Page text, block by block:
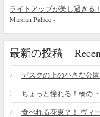
ライトアップが美し過ぎる
Mardan Palace -
最新の投稿 –
デスクの上の小さな公
ちょっと憧れる！橋の
食べれる花束？！ ヴィ